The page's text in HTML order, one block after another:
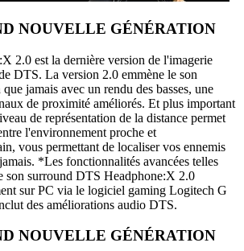
NOUVELLE GÉNÉRATION
2.0 est la dernière version de l'imagerie
DTS. La version 2.0 emmène le son
jamais avec un rendu des basses, une
de proximité améliorés. Et plus important
de représentation de la distance permet
l'environnement proche et
vous permettant de localiser vos ennemis
*Les fonctionnalités avancées telles
surround DTS Headphone:X 2.0
sur PC via le logiciel gaming Logitech G
des améliorations audio DTS.
NOUVELLE GÉNÉRATION